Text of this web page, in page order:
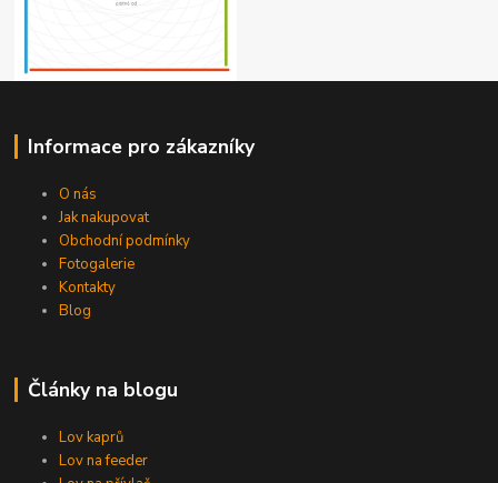
Informace pro zákazníky
O nás
Jak nakupovat
Obchodní podmínky
Fotogalerie
Kontakty
Blog
Články na blogu
Lov kaprů
Lov na feeder